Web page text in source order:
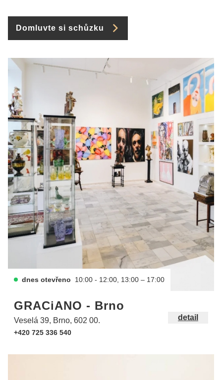
Domluvte si schůzku
dnes otevřeno 10:00 - 12:00, 13:00 – 17:00
GRACiANO - Brno
Veselá 39, Brno, 602 00.
+420 725 336 540
detail